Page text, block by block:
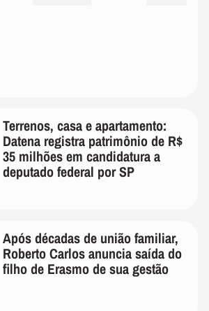
Terrenos, casa e apartamento:
Datena registra patrimônio de R$
35 milhões em candidatura a
deputado federal por SP
Após décadas de união familiar,
Roberto Carlos anuncia saída do
filho de Erasmo de sua gestão